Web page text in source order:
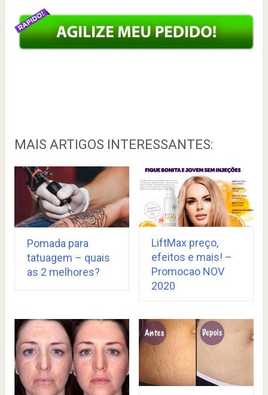
MAIS ARTIGOS INTERESSANTES:
Pomada para
tatuagem – quais
as 2 melhores?
LiftMax preço,
efeitos e mais! –
Promocao NOV
2020